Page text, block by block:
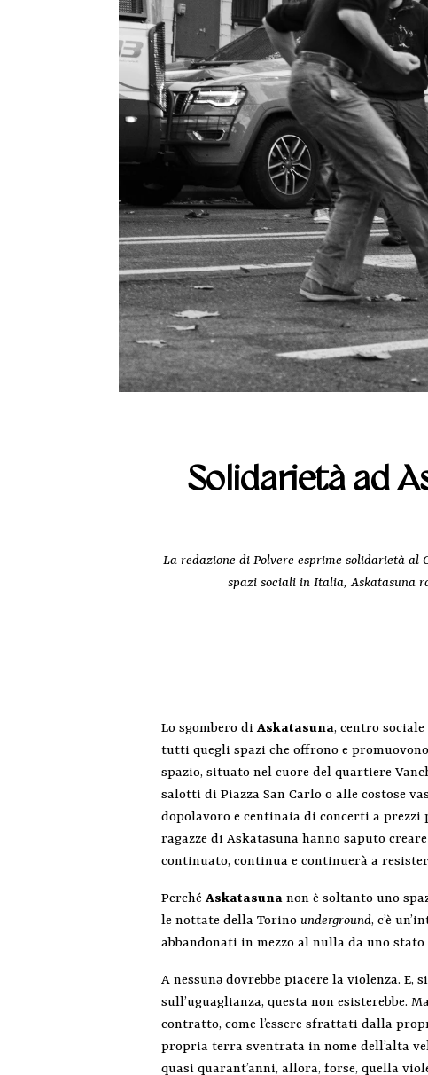
Solidarietà ad
La redazione di Polvere esprime solidarietà al
spazi sociali in Italia, Askatasuna
Lo sgombero diAskatasuna, centro
tutti quegli spazi che offrono e
spazio, situato nel cuore del quartiere
salotti di Piazza San Carlo o alle costose
dopolavoro e centinaia di concerti a prezzi
ragazze di Askatasuna hanno saputo
continuato, continua e continuerà a
PerchéAskatasuna non è soltanto uno
le nottate della Torinounderground, c’è
abbandonati in mezzo al nulla da uno stato
A nessunə dovrebbe piacere la violenza.
sull’uguaglianza, questa non esisterebbe.
contratto, come l’essere sfrattati dalla
propria terra sventrata in nome dell’alta
quasi quarant’anni, allora, forse, quella